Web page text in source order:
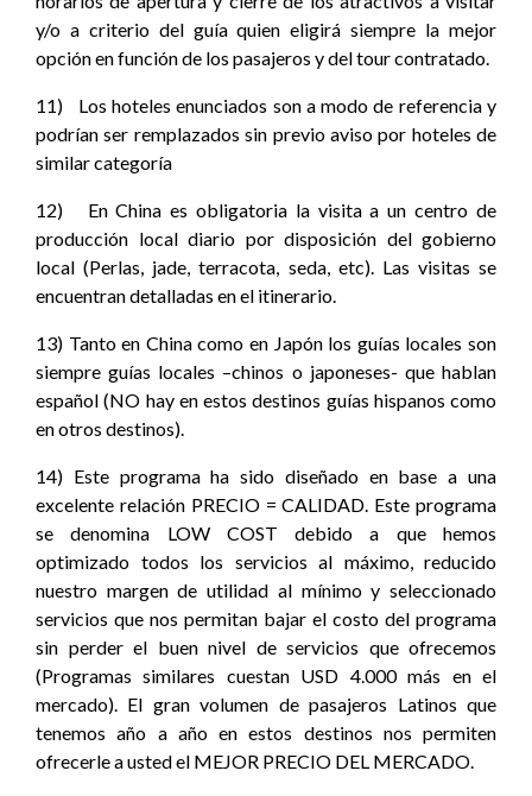
y/o a criterio del guía quien eligirá siempre la mejor
opción en función de los pasajeros y del tour contratado.
11) Los hoteles enunciados son a modo de referencia y
podrían ser remplazados sin previo aviso por hoteles de
similar categoría
12) En China es obligatoria la visita a un centro de
producción local diario por disposición del gobierno
local (Perlas, jade, terracota, seda, etc). Las visitas se
encuentran detalladas en el itinerario.
13) Tanto en China como en Japón los guías locales son
siempre guías locales –chinos o japoneses- que hablan
español (NO hay en estos destinos guías hispanos como
en otros destinos).
14) Este programa ha sido diseñado en base a una
excelente relación PRECIO = CALIDAD. Este programa
se denomina LOW COST debido a que hemos
optimizado todos los servicios al máximo, reducido
nuestro margen de utilidad al mínimo y seleccionado
servicios que nos permitan bajar el costo del programa
sin perder el buen nivel de servicios que ofrecemos
(Programas similares cuestan USD 4.000 más en el
mercado). El gran volumen de pasajeros Latinos que
tenemos año a año en estos destinos nos permiten
ofrecerle a usted el MEJOR PRECIO DEL MERCADO.